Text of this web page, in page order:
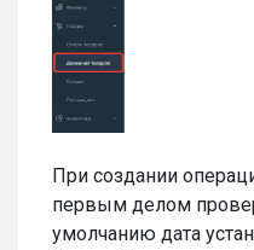
При создании
первым делом
умолчанию дата